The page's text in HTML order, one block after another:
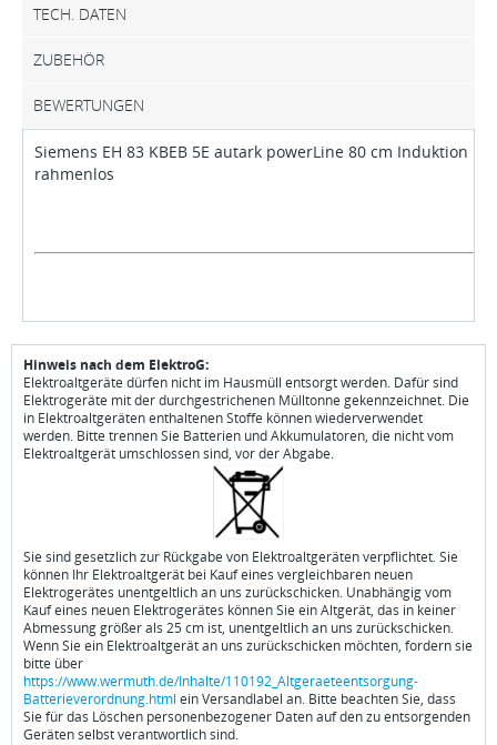
TECH. DATEN
ZUBEHÖR
BEWERTUNGEN
Siemens EH 83 KBEB 5E autark powerLine 80 cm Induktion
rahmenlos
Hinweis nach dem ElektroG:
Elektroaltgeräte dürfen nicht im Hausmüll entsorgt werden. Dafür sind
Elektrogeräte mit der durchgestrichenen Mülltonne gekennzeichnet. Die
in Elektroaltgeräten enthaltenen Stoffe können wiederverwendet
werden. Bitte trennen Sie Batterien und Akkumulatoren, die nicht vom
Elektroaltgerät umschlossen sind, vor der Abgabe.
Sie sind gesetzlich zur Rückgabe von Elektroaltgeräten verpflichtet. Sie
können Ihr Elektroaltgerät bei Kauf eines vergleichbaren neuen
Elektrogerätes unentgeltlich an uns zurückschicken. Unabhängig vom
Kauf eines neuen Elektrogerätes können Sie ein Altgerät, das in keiner
Abmessung größer als 25 cm ist, unentgeltlich an uns zurückschicken.
Wenn Sie ein Elektroaltgerät an uns zurückschicken möchten, fordern sie
bitte über
https://www.wermuth.de/Inhalte/110192_Altgeraeteentsorgung-
Batterieverordnung.html ein Versandlabel an. Bitte beachten Sie, dass
Sie für das Löschen personenbezogener Daten auf den zu entsorgenden
Geräten selbst verantwortlich sind.